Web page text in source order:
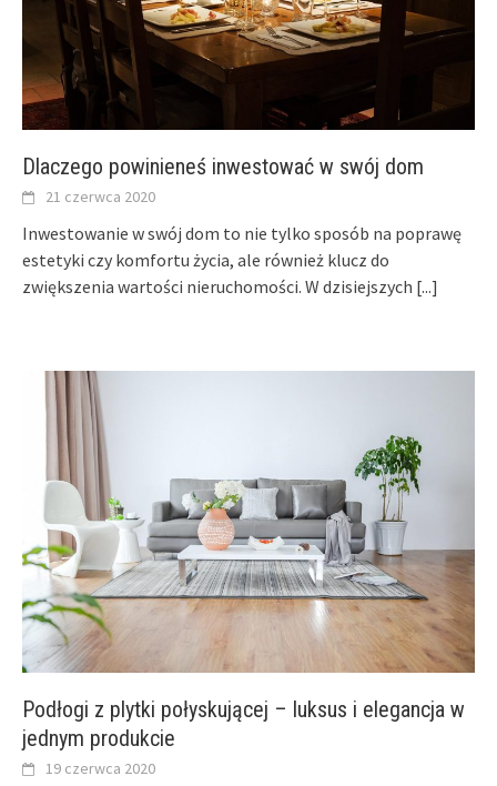
Dlaczego powinieneś inwestować w swój dom
21 czerwca 2020
Inwestowanie w swój dom to nie tylko sposób na poprawę
estetyki czy komfortu życia, ale również klucz do
zwiększenia wartości nieruchomości. W dzisiejszych [...]
Podłogi z plytki połyskującej – luksus i elegancja w
jednym produkcie
19 czerwca 2020